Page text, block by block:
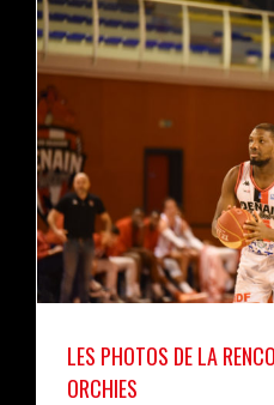
Les photos de la
LES PHOTOS DE LA
ORCHIES